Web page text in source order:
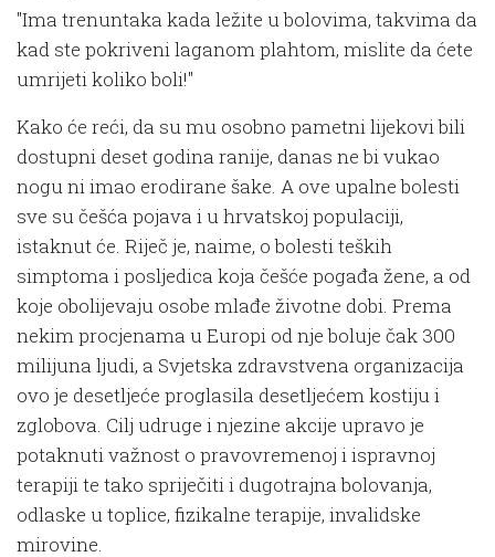
"Ima trenuntaka kada ležite u bolovima, takvima da
kad ste pokriveni laganom plahtom, mislite da ćete
umrijeti koliko boli!"
Kako će reći, da su mu osobno pametni lijekovi bili
dostupni deset godina ranije, danas ne bi vukao
nogu ni imao erodirane šake. A ove upalne bolesti
sve su češća pojava i u hrvatskoj populaciji,
istaknut će. Riječ je, naime, o bolesti teških
simptoma i posljedica koja češće pogađa žene, a od
koje obolijevaju osobe mlađe životne dobi. Prema
nekim procjenama u Europi od nje boluje čak 300
milijuna ljudi, a Svjetska zdravstvena organizacija
ovo je desetljeće proglasila desetljećem kostiju i
zglobova. Cilj udruge i njezine akcije upravo je
potaknuti važnost o pravovremenoj i ispravnoj
terapiji te tako spriječiti i dugotrajna bolovanja,
odlaske u toplice, fizikalne terapije, invalidske
mirovine.